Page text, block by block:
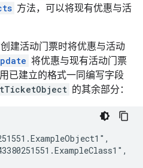
方法，可以将现有优惠与活
建活动门票时将优惠与活动
将优惠与现有活动门票
已建立的格式一同编写字段
的其余部分：